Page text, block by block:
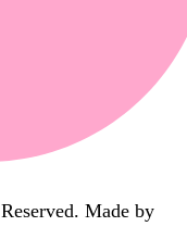
Made by